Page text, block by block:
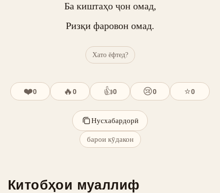
Ба киштаҳо ҷон омад,
Ризқи фаровон омад.
Хато ёфтед?
❤️0 🔥0 👍0 😢0 ⭐0
Нусхабардорӣ
барои кӯдакон
Китобҳои муаллиф